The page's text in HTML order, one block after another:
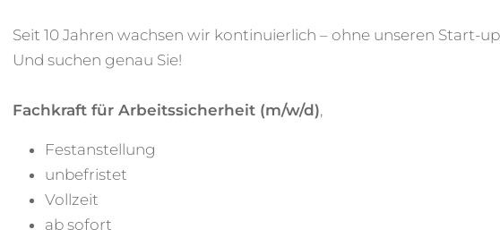
Seit 10 Jahren wachsen wir kontinuierlich – ohne unseren Start-
Und suchen genau Sie!
Fachkraft für Arbeitssicherheit (m/w/d),
Festanstellung
unbefristet
Vollzeit
ab sofort